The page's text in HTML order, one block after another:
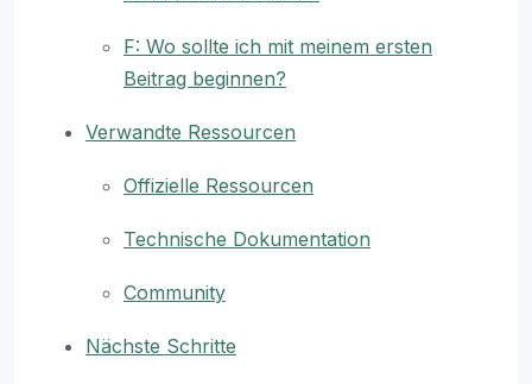
F: Wo sollte ich mit meinem ersten
Beitrag beginnen?
Verwandte Ressourcen
Offizielle Ressourcen
Technische Dokumentation
Community
Nächste Schritte